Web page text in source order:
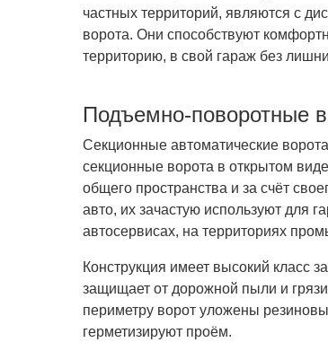
частных территорий, являются с
ворота. Они способствуют
территорию, в свой гараж без
Подъемно-поворотные
Секционные автоматические
секционные ворота в открытом
общего пространства и за счёт
авто, их зачастую используют для
автосервисах, на территориях
Конструкция имеет высокий класс
защищает от дорожной пыли и
периметру ворот уложены
герметизируют проём.